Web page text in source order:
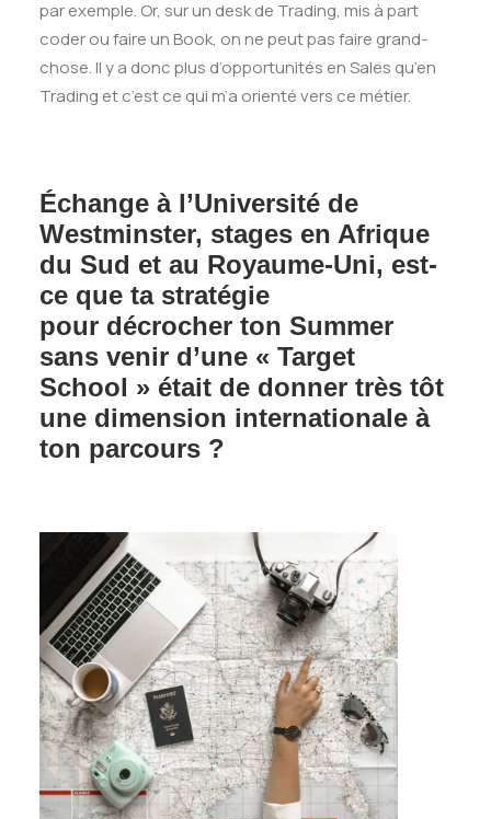
par exemple. Or, sur un desk de Trading, mis à part
coder ou faire un Book, on ne peut pas faire grand-
chose. Il y a donc plus d’opportunités en Sales qu’en
Trading et c’est ce qui m’a orienté vers ce métier.
Échange à l’Université de
Westminster, stages en Afrique
du Sud et au Royaume-Uni, est-
ce que ta stratégie
pour décrocher ton Summer
sans venir d’une « Target
School » était de donner très tôt
une dimension internationale à
ton parcours ?